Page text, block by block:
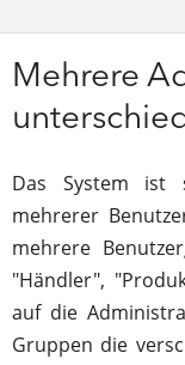
Mehrere
Das System ist
mehrerer
mehrere
"Händler",
auf die
Gruppen die